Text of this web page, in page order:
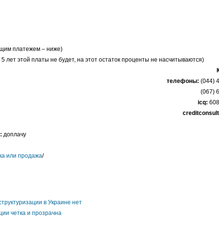
платежем – ниже)
лет этой платы не будет, на этот остаток проценты не насчитываются)
доплачу
телефоны: (044)
(067)
icq:
или продажа/
в Украине нет
четка и прозрачна